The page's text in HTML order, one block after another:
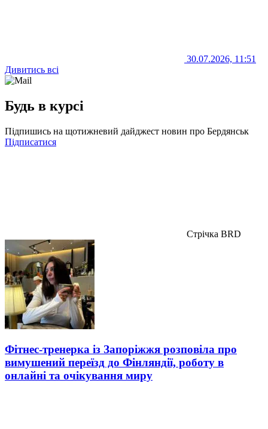
30.07.2026, 11:51
Дивитись всі
Будь в курсі
Підпишись на щотижневий дайджест новин про Бердянськ
Підписатися
Стрічка BRD
Фітнес-тренерка із Запоріжжя розповіла про
вимушений переїзд до Фінляндії, роботу в
онлайні та очікування миру